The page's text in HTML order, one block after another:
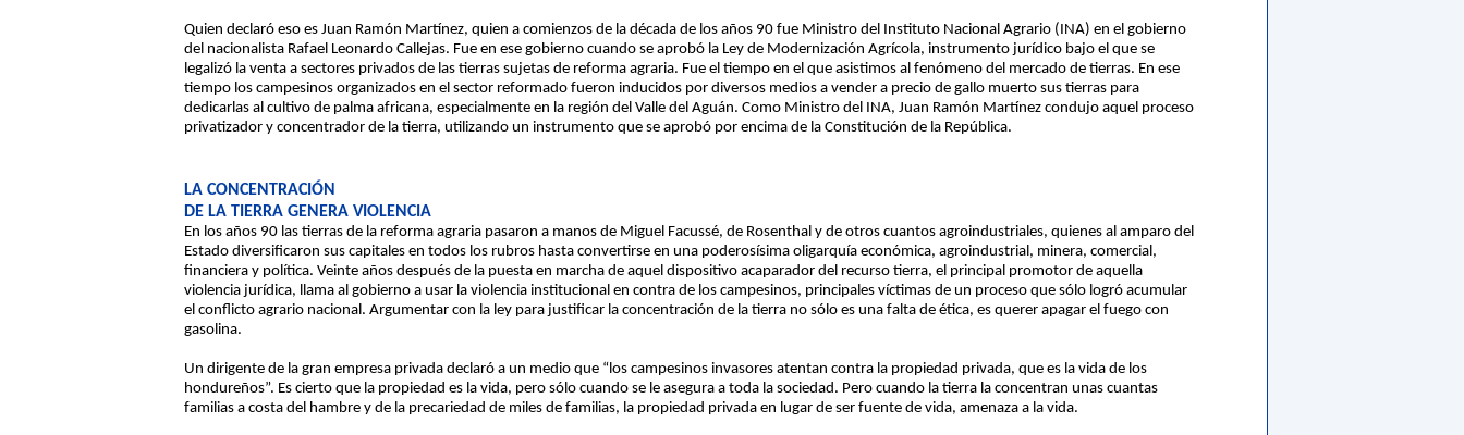
Quien declaró eso es Juan Ramón Martínez, quien a comienzos de la década de los años 90 fue Ministro del Instituto Nacional Agrario (INA) en el gobierno
del nacionalista Rafael Leonardo Callejas. Fue en ese gobierno cuando se aprobó la Ley de Modernización Agrícola, instrumento jurídico bajo el que se
legalizó la venta a sectores privados de las tierras sujetas de reforma agraria. Fue el tiempo en el que asistimos al fenómeno del mercado de tierras. En ese
tiempo los campesinos organizados en el sector reformado fueron inducidos por diversos medios a vender a precio de gallo muerto sus tierras para
dedicarlas al cultivo de palma africana, especialmente en la región del Valle del Aguán. Como Ministro del INA, Juan Ramón Martínez condujo aquel proceso
privatizador y concentrador de la tierra, utilizando un instrumento que se aprobó por encima de la Constitución de la República.
LA CONCENTRACIÓN
DE LA TIERRA GENERA VIOLENCIA
En los años 90 las tierras de la reforma agraria pasaron a manos de Miguel Facussé, de Rosenthal y de otros cuantos agroindustriales, quienes al amparo del
Estado diversificaron sus capitales en todos los rubros hasta convertirse en una poderosísima oligarquía económica, agroindustrial, minera, comercial,
financiera y política. Veinte años después de la puesta en marcha de aquel dispositivo acaparador del recurso tierra, el principal promotor de aquella
violencia jurídica, llama al gobierno a usar la violencia institucional en contra de los campesinos, principales víctimas de un proceso que sólo logró acumular
el conflicto agrario nacional. Argumentar con la ley para justificar la concentración de la tierra no sólo es una falta de ética, es querer apagar el fuego con
gasolina.
Un dirigente de la gran empresa privada declaró a un medio que “los campesinos invasores atentan contra la propiedad privada, que es la vida de los
hondureños”. Es cierto que la propiedad es la vida, pero sólo cuando se le asegura a toda la sociedad. Pero cuando la tierra la concentran unas cuantas
familias a costa del hambre y de la precariedad de miles de familias, la propiedad privada en lugar de ser fuente de vida, amenaza a la vida.